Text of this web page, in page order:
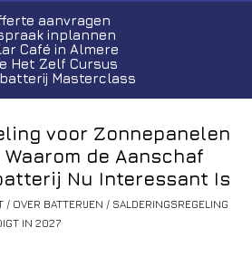
aanvragen
inplannen
Café in Almere
Het Zelf Cursus
Masterclass
voor Zonnepanelen
Waarom de Aanschaf
Nu Interessant Is
/ OVER BATTERIJEN / SALDERINGSREGELING
IN 2027